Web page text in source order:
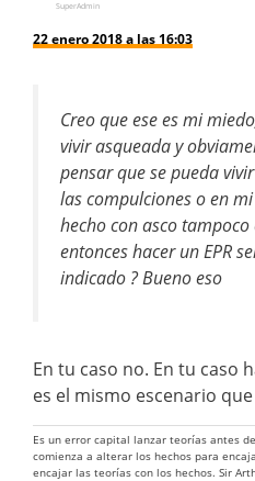
SuperAdmin
22 enero 2018 a las 16:03
Creo que ese es mi
vivir asqueada y
pensar que se pueda
las compulciones o en
hecho con asco tampoco
entonces hacer un EPR
indicado ? Bueno eso
En tu caso no. En tu caso
es el mismo escenario
Es un error capital lanzar teorías antes
comienza a alterar los hechos para
encajar las teorías con los hechos. Sir